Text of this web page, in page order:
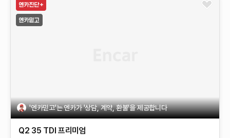
'엔카믿고'는 엔카가 '상담, 계약, 환불'을 제공합니다
Q2 35 TDI 프리미엄